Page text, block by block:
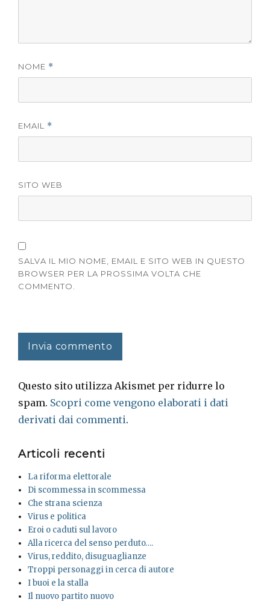
NOME *
EMAIL *
SITO WEB
SALVA IL MIO NOME, EMAIL E SITO WEB IN QUESTO
BROWSER PER LA PROSSIMA VOLTA CHE
COMMENTO.
Questo sito utilizza Akismet per ridurre lo
spam. Scopri come vengono elaborati i dati
derivati dai commenti.
Articoli recenti
La riforma elettorale
Di scommessa in scommessa
Che strana scienza
Virus e politica
Eroi o caduti sul lavoro
Alla ricerca del senso perduto….
Virus, reddito, disuguaglianze
Troppi personaggi in cerca di autore
I buoi e la stalla
Il nuovo partito nuovo